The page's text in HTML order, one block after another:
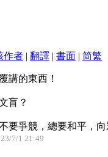
作者 | 翻譯 | 書面 | 简繁
講的東西！
盲？
要爭競，總要和平，向
7/1 21:49